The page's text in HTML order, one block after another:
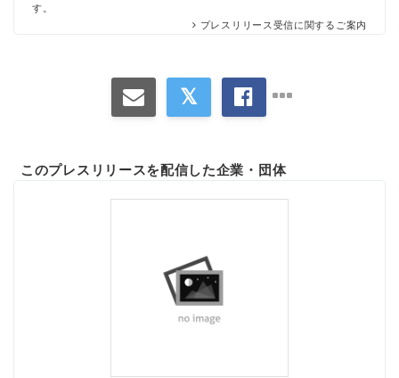
す。
プレスリリース受信に関するご案内
このプレスリリースを配信した企業・団体